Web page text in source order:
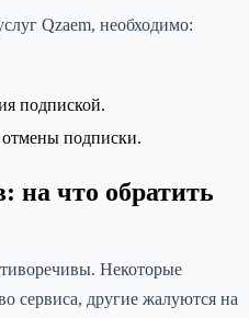
Qzaem, необходимо:
подпиской.
подписки.
что обратить
Некоторые
сервиса, другие жалуются на